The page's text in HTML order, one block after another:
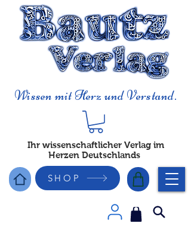
Wissen mit Herz und Verstand.
Ihr wissenschaftlicher Verlag im
Herzen Deutschlands
SHOP